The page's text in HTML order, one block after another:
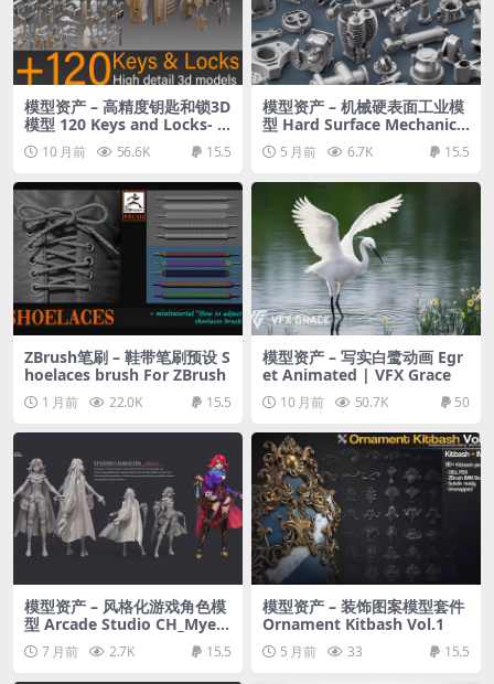
模型资产 – 高精度钥匙和锁3D
模型 120 Keys and Locks- H
igh detail 3d models
10 月前 56.6K 15.5
模型资产 – 机械硬表面工业模
型 Hard Surface Mechanical
Kitbash Quad Topology Vol
ume 2 3D model
5 月前 6.7K 15.5
ZBrush笔刷 – 鞋带笔刷预设 S
hoelaces brush For ZBrush
1 月前 22.0K 15.5
模型资产 – 写实白鹭动画 Egr
et Animated | VFX Grace
10 月前 50.7K 50
模型资产 – 风格化游戏角色模
型 Arcade Studio CH_Myela
| T-Pose | Updated with Te
xture Maps
7 月前 2.7K 15.5
模型资产 – 装饰图案模型套件
Ornament Kitbash Vol.1
5 月前 33 15.5